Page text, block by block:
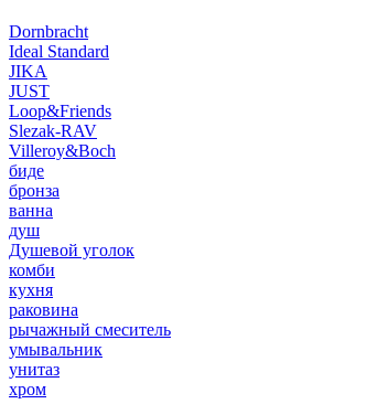
Dornbracht
Ideal Standard
JIKA
JUST
Loop&Friends
Slezak-RAV
Villeroy&Boch
биде
бронза
ванна
душ
Душевой уголок
комби
кухня
раковина
рычажный смеситель
умывальник
унитаз
хром